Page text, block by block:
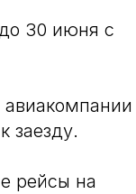
30 июня с
заезду.
рейсы на